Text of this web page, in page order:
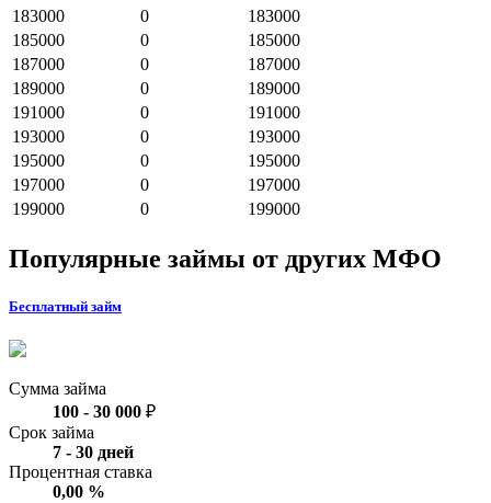
183000
0
183000
185000
0
185000
187000
0
187000
189000
0
189000
191000
0
191000
193000
0
193000
195000
0
195000
197000
0
197000
199000
0 199000
Популярные займы от других МФО
Бесплатный займ
Сумма займа
100 - 30 000 ₽
Срок займа
7 - 30 дней
Процентная ставка
0,00 %